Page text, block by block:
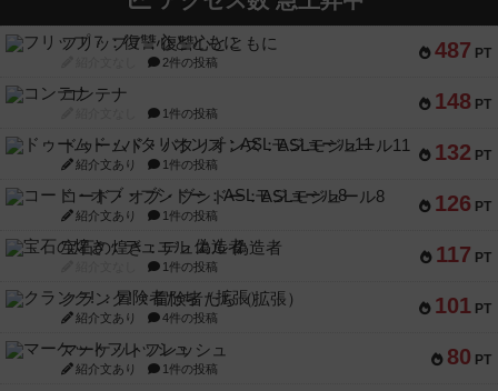
487 PT
フリップ７：復讐心とともに
2件の投稿
148 PT
コンテナ
1件の投稿
132 PT
ドゥームド・バタリオンズ：ASLモジュール11
紹介文あり 1件の投稿
126 PT
コード・オブ・ブシドー：ASLモジュール8
紹介文あり 1件の投稿
117 PT
宝石の煌き：デュエル 偽造者
1件の投稿
101 PT
クランク! ：冒険者たち（拡張）
紹介文あり 4件の投稿
80 PT
マーケットフレッシュ
紹介文あり 1件の投稿